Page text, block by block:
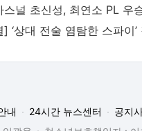
내 24시간 뉴스센터 공지